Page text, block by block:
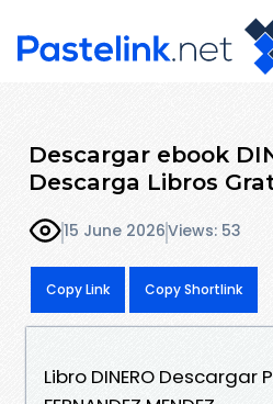
Descargar ebook
Descarga Libros
15 June 2026Views: 53
Copy Link Copy Shortlink
Libro DINERO Descargar